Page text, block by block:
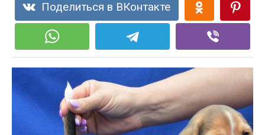
Поделиться в ВКонтакте